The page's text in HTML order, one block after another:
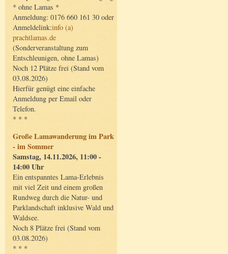
* ohne Lamas *
Anmeldung: 0176 660 161 30 oder
Anmeldelink:info (a)
prachtlamas.de
(Sonderveranstaltung zum
Entschleunigen, ohne Lamas)
Noch 12 Plätze frei (Stand vom
03.08.2026)
Hierfür genügt eine einfache
Anmeldung per Email oder
Telefon.
* * *
Große Lamawanderung im Park
- im Sommer
Samstag, 14.11.2026, 11:00 -
14:00 Uhr
Ein entspanntes Lama-Erlebnis
mit viel Zeit und einem großen
Rundweg durch die Natur- und
Parklandschaft inklusive Wald und
Waldsee.
Noch 8 Plätze frei (Stand vom
03.08.2026)
* * *